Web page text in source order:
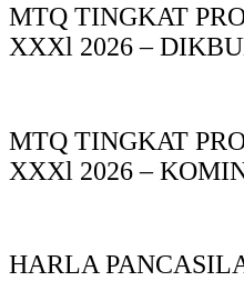
MTQ TINGKAT
XXXl 2026 –
MTQ TINGKAT
XXXl 2026 –
HARLA